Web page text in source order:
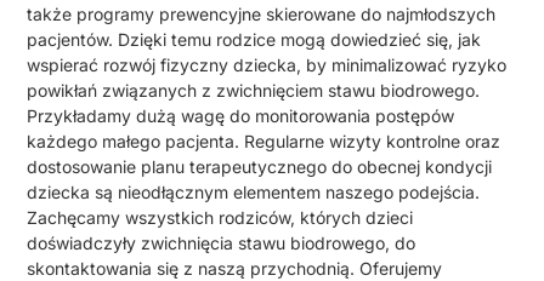
także programy prewencyjne skierowane do najmłodszych
pacjentów. Dzięki temu rodzice mogą dowiedzieć się, jak
wspierać rozwój fizyczny dziecka, by minimalizować ryzyko
powikłań związanych z zwichnięciem stawu biodrowego.
Przykładamy dużą wagę do monitorowania postępów
każdego małego pacjenta. Regularne wizyty kontrolne oraz
dostosowanie planu terapeutycznego do obecnej kondycji
dziecka są nieodłącznym elementem naszego podejścia.
Zachęcamy wszystkich rodziców, których dzieci
doświadczyły zwichnięcia stawu biodrowego, do
skontaktowania się z naszą przychodnią. Oferujemy